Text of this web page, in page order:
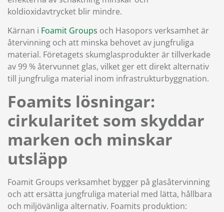
koldioxidavtrycket blir mindre.
Kärnan i Foamit Groups och Hasopors verksamhet är
återvinning och att minska behovet av jungfruliga
material. Företagets skumglasprodukter är tillverkade
av 99 % återvunnet glas, vilket ger ett direkt alternativ
till jungfruliga material inom infrastrukturbyggnation.
Foamits lösningar:
cirkularitet som skyddar
marken och minskar
utsläpp
Foamit Groups verksamhet bygger på glasåtervinning
och att ersätta jungfruliga material med lätta, hållbara
och miljövänliga alternativ. Foamits produktion: